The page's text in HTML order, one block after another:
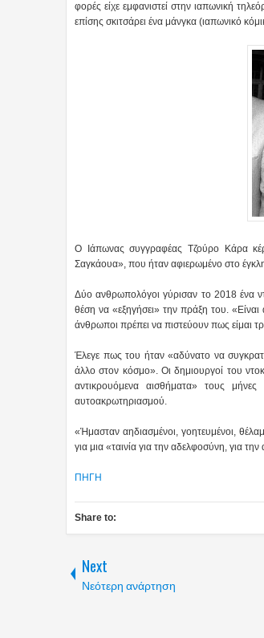
φορές είχε εμφανιστεί στην ιαπωνική
επίσης σκιτσάρει ένα μάνγκα (ιαπωνικό
Ο Ιάπωνας συγγραφέας Τζούρο Κάρα
Σαγκάουα», που ήταν αφιερωμένο στο
Δύο ανθρωπολόγοι γύρισαν το 2018 ένα
θέση να «εξηγήσει» την πράξη του.
άνθρωποι πρέπει να πιστεύουν πως είμαι
Έλεγε πως του ήταν «αδύνατο να
άλλο στον κόσμο». Οι δημιουργοί του
αντικρουόμενα αισθήματα» τους
αυτοακρωτηριασμού.
«Ήμασταν αηδιασμένοι, γοητευμένοι,
για μια «ταινία για την αδελφοσύνη, για την
ΠΗΓΗ
Share to:
Next
Νεότερη ανάρτηση